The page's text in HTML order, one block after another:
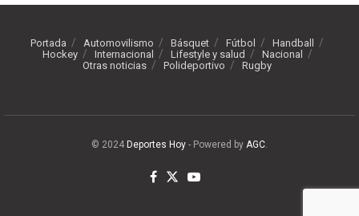
Portada Automovilismo Básquet Fútbol
Handball
Hockey
Internacional Lifestyle y salud
Nacional
Otras noticias
Polideportivo Rugby
© 2024 Deportes Hoy - Powered by AGC.